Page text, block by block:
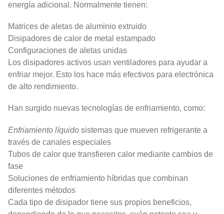
energía adicional. Normalmente tienen:
Matrices de aletas de aluminio extruido
Disipadores de calor de metal estampado
Configuraciones de aletas unidas
Los disipadores activos usan ventiladores para ayudar a
enfriar mejor. Esto los hace más efectivos para electrónica
de alto rendimiento.
Han surgido nuevas tecnologías de enfriamiento, como:
Enfriamiento líquido sistemas que mueven refrigerante a
través de canales especiales
Tubos de calor que transfieren calor mediante cambios de
fase
Soluciones de enfriamiento híbridas que combinan
diferentes métodos
Cada tipo de disipador tiene sus propios beneficios,